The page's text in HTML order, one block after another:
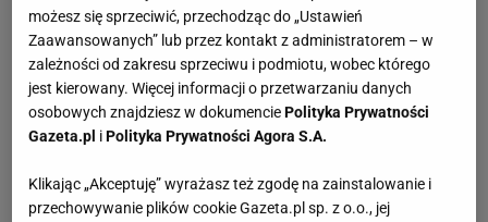
możesz się sprzeciwić, przechodząc do „Ustawień
Zaawansowanych” lub przez kontakt z administratorem – w
zależności od zakresu sprzeciwu i podmiotu, wobec którego
jest kierowany. Więcej informacji o przetwarzaniu danych
osobowych znajdziesz w dokumenciePolityka Prywatności
Gazeta.pl iPolityka Prywatności Agora S.A.
Klikając „Akceptuję” wyrażasz też zgodę na zainstalowanie i
przechowywanie plików cookie Gazeta.pl sp. z o.o., jej